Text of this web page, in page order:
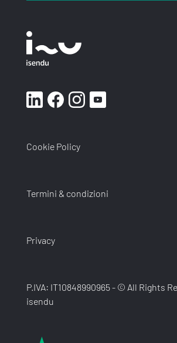
Cookie Policy
Termini & condizioni
Privacy
P.IVA: IT10848990965 - © All Rights
isendu